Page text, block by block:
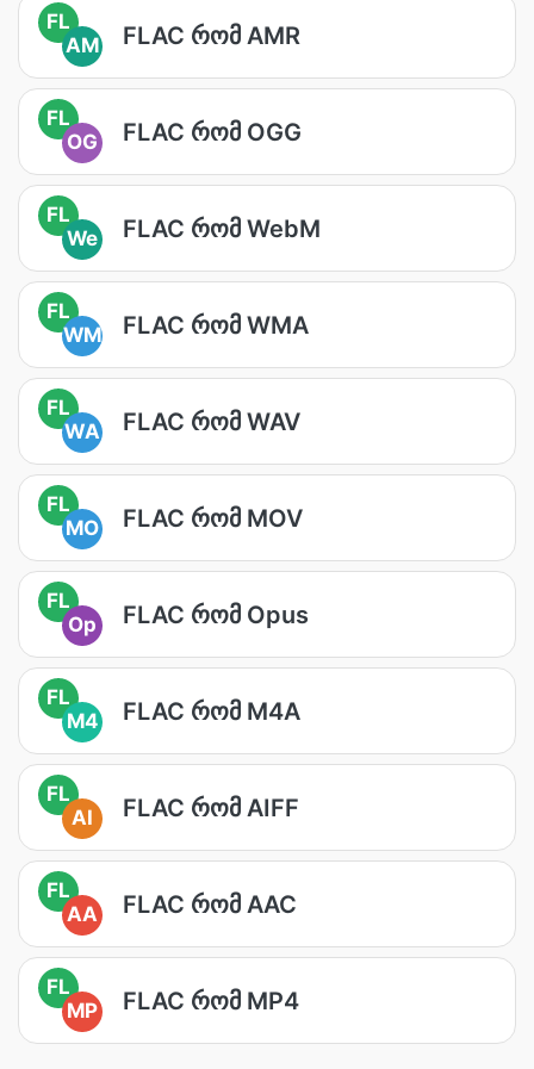
FL
AM
FLAC რომ AMR
FL
OG
FLAC რომ OGG
FL
We
FLAC რომ WebM
FL
WM
FLAC რომ WMA
FL
WA
FLAC რომ WAV
FL
MO
FLAC რომ MOV
FL
Op
FLAC რომ Opus
FL
M4
FLAC რომ M4A
FL
AI
FLAC რომ AIFF
FL
AA
FLAC რომ AAC
FL
MP
FLAC რომ MP4